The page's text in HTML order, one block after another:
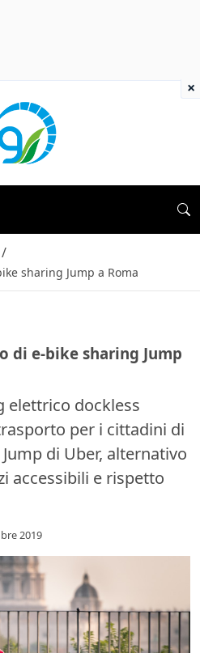
/
sharing Jump a Roma
di e-bike sharing Jump
elettrico dockless
per i cittadini di
di Uber, alternativo
accessibili e rispetto
2019
×